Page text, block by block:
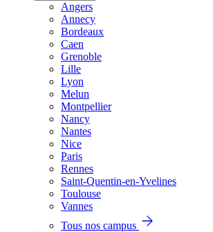
Angers
Annecy
Bordeaux
Caen
Grenoble
Lille
Lyon
Melun
Montpellier
Nancy
Nantes
Nice
Paris
Rennes
Saint-Quentin-en-Yvelines
Toulouse
Vannes
Tous nos campus